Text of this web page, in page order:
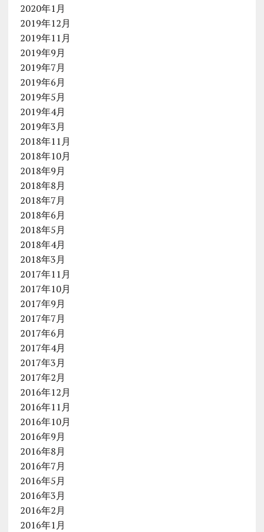
2020年1月
2019年12月
2019年11月
2019年9月
2019年7月
2019年6月
2019年5月
2019年4月
2019年3月
2018年11月
2018年10月
2018年9月
2018年8月
2018年7月
2018年6月
2018年5月
2018年4月
2018年3月
2017年11月
2017年10月
2017年9月
2017年7月
2017年6月
2017年4月
2017年3月
2017年2月
2016年12月
2016年11月
2016年10月
2016年9月
2016年8月
2016年7月
2016年5月
2016年3月
2016年2月
2016年1月